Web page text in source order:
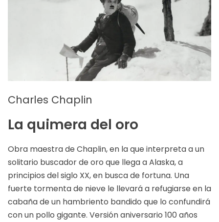
Charles Chaplin
La quimera del oro
Obra maestra de Chaplin, en la que interpreta a un
solitario buscador de oro que llega a Alaska, a
principios del siglo XX, en busca de fortuna. Una
fuerte tormenta de nieve le llevará a refugiarse en la
cabaña de un hambriento bandido que lo confundirá
con un pollo gigante. Versión aniversario 100 años